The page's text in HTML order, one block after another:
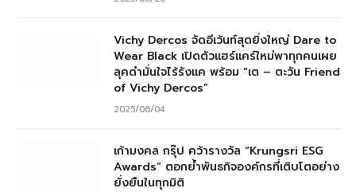
Vichy Dercos จัดอีเว้นท์สุดยิ่งใหญ่ Dare to
Wear Black เปิดตัวแฮร์แคร์ใหม่พาทุกคนเผย
ลุคดำมั่นใจไร้รังแค พร้อม “เต – ตะวัน Friend
of Vichy Dercos”
2025/06/04
เก้ามงคล กรุ๊ป คว้ารางวัล “Krungsri ESG
Awards” ตอกย้ำพันธกิจองค์กรที่เติบโตอย่าง
ยั่งยืนในทุกมิติ